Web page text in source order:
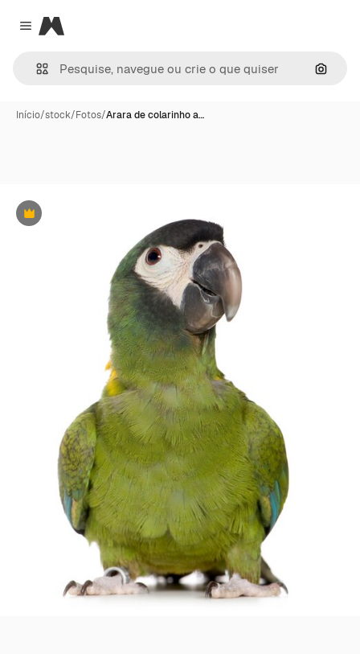
Close menu
Magnific
Início/stock/Fotos/Arara de colarinho a…
Premium